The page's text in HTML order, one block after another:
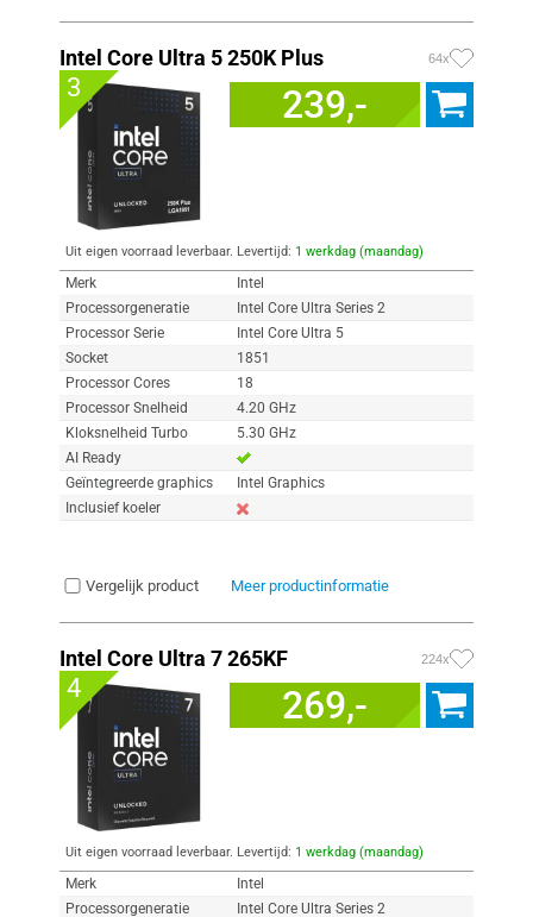
Intel Core Ultra 5 250K Plus 64x
3 239,-
Uit eigen voorraad leverbaar. Levertijd: 1 werkdag (maandag)
Merk
Intel
Processorgeneratie
Intel Core Ultra Series 2
Processor Serie
Intel Core Ultra 5
Socket
1851
Processor Cores
18
Processor Snelheid
4.20 GHz
Kloksnelheid Turbo
5.30 GHz
AI Ready
Geïntegreerde graphics
Intel Graphics
Inclusief koeler
Vergelijk product Meer productinformatie
Intel Core Ultra 7 265KF 224x
4 269,-
Uit eigen voorraad leverbaar. Levertijd: 1 werkdag (maandag)
Merk
Intel
Processorgeneratie
Intel Core Ultra Series 2